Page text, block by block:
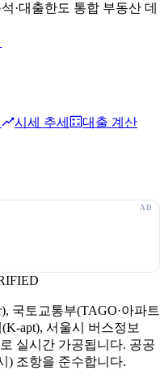
·대출한도 통합 부동산 데
시세 추세
대출 계산
국토교통부(TAGO·아파트
apt), 서울시 버스정보
실시간 가공됩니다. 공공
) 조항을 준수합니다.